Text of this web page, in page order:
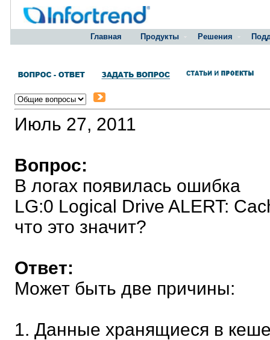
Главная Продукты Решения
Июль 27, 2011
Вопрос:
В логах появилась ошибка
LG:0 Logical Drive ALERT:
что это значит?
Ответ:
Может быть две причины:
1. Данные хранящиеся в